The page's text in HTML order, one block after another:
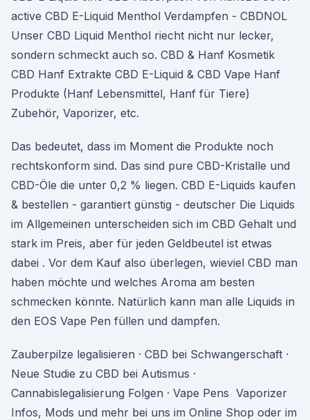
active CBD E-Liquid Menthol Verdampfen - CBDNOL
Unser CBD Liquid Menthol riecht nicht nur lecker,
sondern schmeckt auch so. CBD & Hanf Kosmetik
CBD Hanf Extrakte CBD E-Liquid & CBD Vape Hanf
Produkte (Hanf Lebensmittel, Hanf für Tiere)
Zubehör, Vaporizer, etc.
Das bedeutet, dass im Moment die Produkte noch
rechtskonform sind. Das sind pure CBD-Kristalle und
CBD-Öle die unter 0,2 % liegen. CBD E-Liquids kaufen
& bestellen - garantiert günstig - deutscher Die Liquids
im Allgemeinen unterscheiden sich im CBD Gehalt und
stark im Preis, aber für jeden Geldbeutel ist etwas
dabei . Vor dem Kauf also überlegen, wieviel CBD man
haben möchte und welches Aroma am besten
schmecken könnte. Natürlich kann man alle Liquids in
den EOS Vape Pen füllen und dampfen.
Zauberpilze legalisieren · CBD bei Schwangerschaft ·
Neue Studie zu CBD bei Autismus ·
Cannabislegalisierung Folgen · Vape Pens Vaporizer
Infos, Mods und mehr bei uns im Online Shop oder im